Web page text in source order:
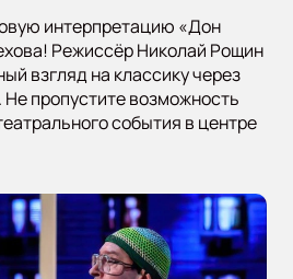
интерпретацию «Дон
Режиссёр Николай Рощин
взгляд на классику через
Не пропустите возможность
события в центре